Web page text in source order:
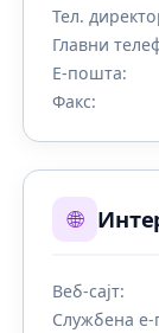
Тел.
Главни
Е-пошта:
Факс:
🌐
Веб-сајт:
Службена